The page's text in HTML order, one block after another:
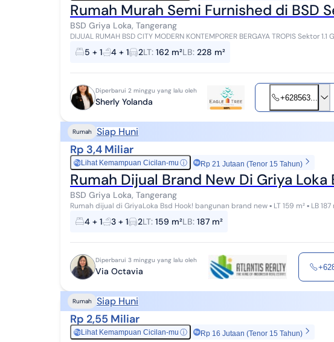
Rumah Murah Semi Furnished di BSD
BSD Griya Loka, Tangerang
DIJUAL RUMAH BSD CITY MODERN KONTEMPORER BERGAYA TROPIS Sektor 1.1 Griya Loka BSD SHM LT 162 m2 LB
228 m2 Spesifikasi Ruangan : - 5 + 1 Kamar ...
5 + 1 4 + 1 2LT: 162 m²LB: 228 m²
Diperbarui 2 minggu yang lalu oleh
Sherly Yolanda +628563...
Rumah Siap Huni
Rp 3,4 Miliar
RpLihat Kemampuan Cicilan-mu ⓘ Rp 21 Jutaan (Tenor 15 Tahun)
Rumah Dijual Brand New Di Griya
BSD Griya Loka, Tangerang
4 + 1 3 + 1 2LT: 159 m²LB: 187 m²
Diperbarui 3 minggu yang lalu oleh
Via Octavia
Rumah Siap Huni
Rp 2,55 Miliar
RpLihat Kemampuan Cicilan-mu ⓘ Rp 16 Jutaan (Tenor 15 Tahun)